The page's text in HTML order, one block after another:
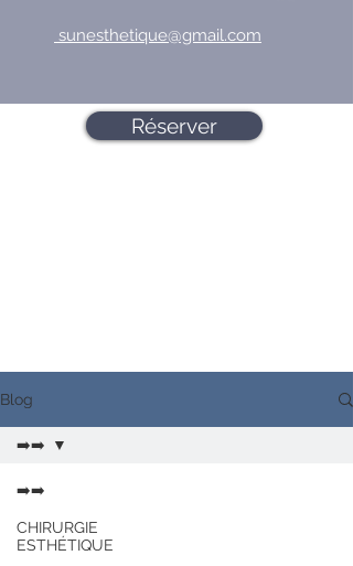
sunesthetique@gmail.com
Réserver
Blog
➡️➡️
CHIRURGIE
ESTHÉTIQUE
➡️➡️